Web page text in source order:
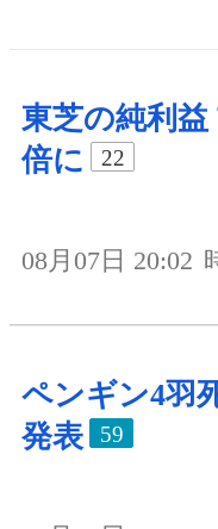
東芝の純利益
倍に
22
08月07日 20:02
ペンギン4羽
発表
59